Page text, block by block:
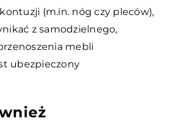
(m.in. nóg czy pleców),
z samodzielnego,
mebli
ubezpieczony